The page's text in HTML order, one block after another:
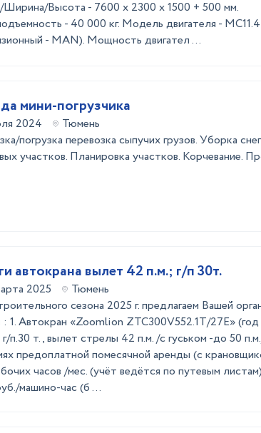
Высота - 7600 x 2300 х 1500 + 500 мм.
- 40 000 кг. Модель двигателя -
- MAN). Мощность двигател ...
мини-погрузчика
2024
Тюмень
погрузка перевозка сыпучих грузов. Уборка
участков. Планировка участков. Корчевание.
Услуги автокрана вылет 42 п.м.; г/п 30т.
2025
Тюмень
сезона 2025 г. предлагаем Вашей
: 1. Автокран «Zoomlion ZTC300V552.1T/27E» (год
п.30 т., вылет стрелы 42 п.м. /с гуськом -до 50
предоплатной помесячной аренды (с
часов /мес. (учёт ведётся по путевым
машино-час (б ...